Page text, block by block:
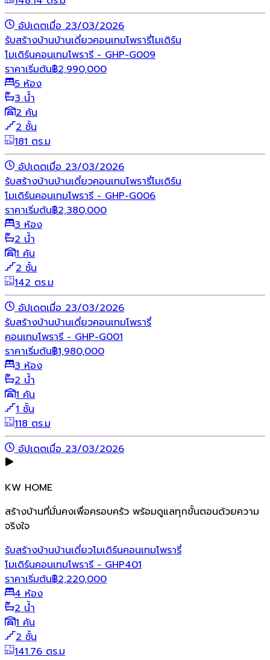
อัปเดตเมื่อ 23/03/2026
รับสร้างบ้านบ้านเดี่ยวคอนเทมโพรารี่โมเดิร์น
โมเดิร์นคอนเทมโพรารี - GHP-G009
ราคาเริ่มต้น฿2,990,000
5 ห้อง
3 น้ำ
2 คัน
2 ชั้น
181 ตร.ม
อัปเดตเมื่อ 23/03/2026
รับสร้างบ้านบ้านเดี่ยวคอนเทมโพรารี่โมเดิร์น
โมเดิร์นคอนเทมโพรารี - GHP-G006
ราคาเริ่มต้น฿2,380,000
3 ห้อง
2 น้ำ
1 คัน
2 ชั้น
142 ตร.ม
อัปเดตเมื่อ 23/03/2026
รับสร้างบ้านบ้านเดี่ยวคอนเทมโพรารี่
คอนเทมโพรารี - GHP-G001
ราคาเริ่มต้น฿1,980,000
3 ห้อง
2 น้ำ
1 คัน
1 ชั้น
118 ตร.ม
อัปเดตเมื่อ 23/03/2026
KW HOME
สร้างบ้านที่มั่นคงเพื่อครอบครัว พร้อมดูแลทุกขั้นตอนด้วยความ
จริงใจ
รับสร้างบ้านบ้านเดี่ยวโมเดิร์นคอนเทมโพรารี่
โมเดิร์นคอนเทมโพรารี - GHP401
ราคาเริ่มต้น฿2,220,000
4 ห้อง
2 น้ำ
1 คัน
2 ชั้น
141.76 ตร.ม